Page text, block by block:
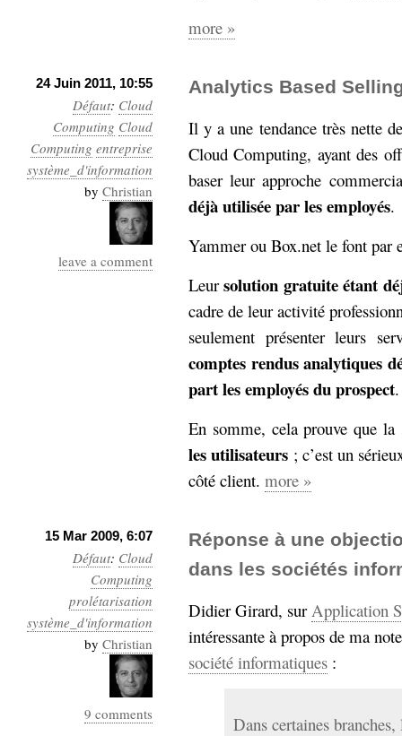
more »
24 Juin 2011, 10:55
Défaut: Cloud
Computing Cloud
Computing entreprise
système_d'information
by Christian
leave a comment
Analytics Based
Il y a une tendance très nette
Cloud Computing, ayant des
baser leur approche
déjà utilisée par les employés.
Yammer ou Box.net le font par
Leursolution gratuite étant
cadre de leur activité
seulement présenter leurs
comptes rendus analytiques
part les employés du prospect.
En somme, cela prouve que
les utilisateurs ; c’est un
côté client. more »
15 Mar 2009, 6:07
Défaut: Cloud
Computing
prolétarisation
système_d'information
by Christian
9 comments
Réponse à une
dans les sociétés
Didier Girard, sur Application
intéressante à propos de ma
société informatiques :
Dans certaines branches,
stiegler
support_numérique
système_d'information
technique technologies
relationnelles travail
Web-2.0 Web-
Sémantique
économieécriture